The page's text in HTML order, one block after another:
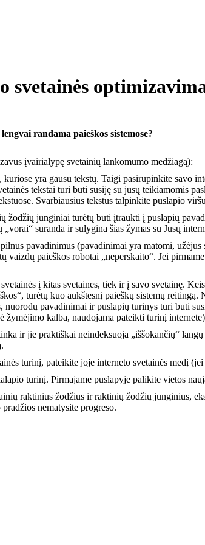
svetainės
randama paieškos sistemose?
įvairialypę svetainių lankomumo medžiagą):
yra gausu tekstų. Taigi pasirūpinkite savo
tekstai turi būti susiję su jūsų teikiamomis
Svarbiausius tekstus talpinkite puslapio
žodžių junginiai turėtų būti įtraukti į puslapių
suranda ir sulygina šias žymas su Jūsų
pavadinimus (pavadinimai yra matomi,
paieškos robotai „neperskaito“. Jei
į kitas svetaines, tiek ir į savo svetainę.
turėtų kuo aukštesnį paieškų sistemų reitingą.
nuorodų pavadinimai ir puslapių turinys turi būti
kalba, naudojama pateikti turinį
ir jie praktiškai neindeksuoja „iššokančių“
turinį, pateikite joje interneto svetainės medį (jei
turinį. Pirmajame puslapyje palikite vietos
raktinius žodžius ir raktinių žodžių junginius,
nematysite progreso.